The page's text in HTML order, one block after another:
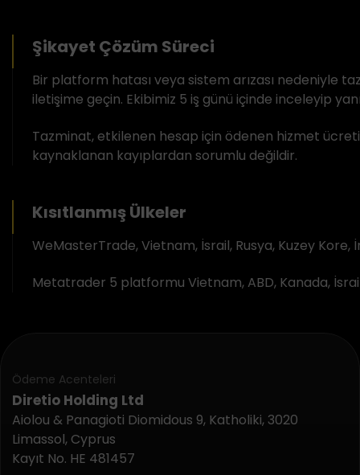
Şikayet Çözüm Süreci
Bir platform hatası veya sistem arızası nedeniyle
iletişime geçin. Ekibimiz 5 iş günü içinde inceleyip
Tazminat, etkilenen hesap için ödenen hizmet
kaynaklanan kayıplardan sorumlu değildir.
Kısıtlanmış Ülkeler
WeMasterTrade, Vietnam, İsrail, Rusya, Kuzey
Metatrader 5 platformu Vietnam, ABD, Kanada,
Ödeme Acenteleri
Diretio Holding Ltd
Aiolou & Panagioti Diomidous 9, Katholiki, 3020
Limassol, Cyprus
Kayıt No. HE 481457